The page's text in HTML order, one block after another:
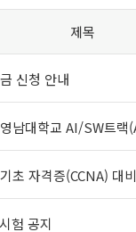
제목
신청 안내
남대학교 AI/SW트
초 자격증(CCNA) 대
험 공지